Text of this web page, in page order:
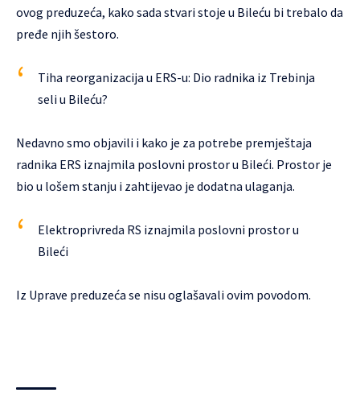
ovog preduzeća, kako sada stvari stoje u Bileću bi trebalo da
pređe njih šestoro.
Tiha reorganizacija u ERS-u: Dio radnika iz Trebinja
seli u Bileću?
Nedavno smo objavili i kako je za potrebe premještaja
radnika ERS iznajmila poslovni prostor u Bileći. Prostor je
bio u lošem stanju i zahtijevao je dodatna ulaganja.
Elektroprivreda RS iznajmila poslovni prostor u
Bileći
Iz Uprave preduzeća se nisu oglašavali ovim povodom.